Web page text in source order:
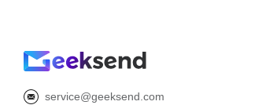
service@geeksend.com